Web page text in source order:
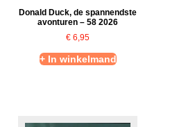
Donald Duck, de spannendste
avonturen – 58 2026
€ 6,95
+ In winkelmand